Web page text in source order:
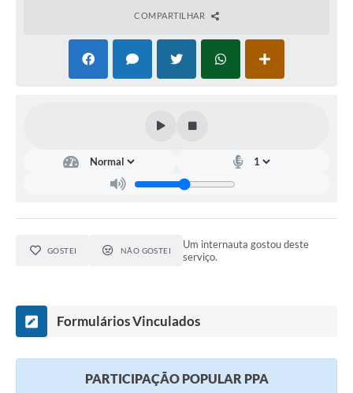
COMPARTILHAR
GOSTEI NÃO GOSTEI
Um internauta gostou deste
serviço.
Formulários Vinculados
PARTICIPAÇÃO POPULAR PPA